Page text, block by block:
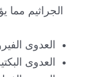
الجراثيم مما
العدوى
العدوى